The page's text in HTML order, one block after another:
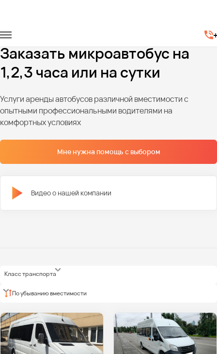
Аренда микроавтобуса по часам
Заказать микроавтобус на
1,2,3 часа или на сутки
Услуги аренды автобусов различной вместимости с
опытными профессиональными водителями на
комфортных условиях
Мне нужна помощь с выбором
Видео о нашей компании
Класс транспорта
По убыванию вместимости